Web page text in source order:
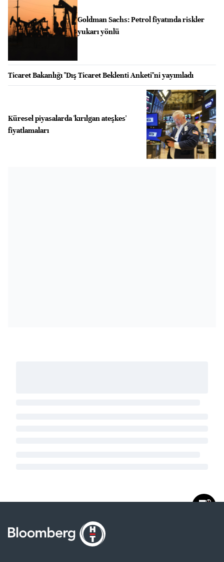
Goldman Sachs: Petrol fiyatında riskler
yukarı yönlü
Ticaret Bakanlığı "Dış Ticaret Beklenti Anketi"ni yayımladı
Küresel piyasalarda 'kırılgan ateşkes'
fiyatlamaları